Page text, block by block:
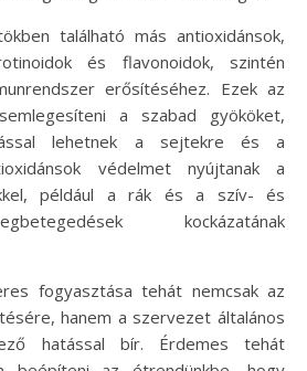
található más antioxidánsok,
és flavonoidok, szintén
erősítéséhez. Ezek az
a szabad gyököket,
lehetnek a sejtekre és a
védelmet nyújtanak a
például a rák és a szív- és
kockázatának
fogyasztása tehát nemcsak az
hanem a szervezet általános
hatással bír. Érdemes tehát